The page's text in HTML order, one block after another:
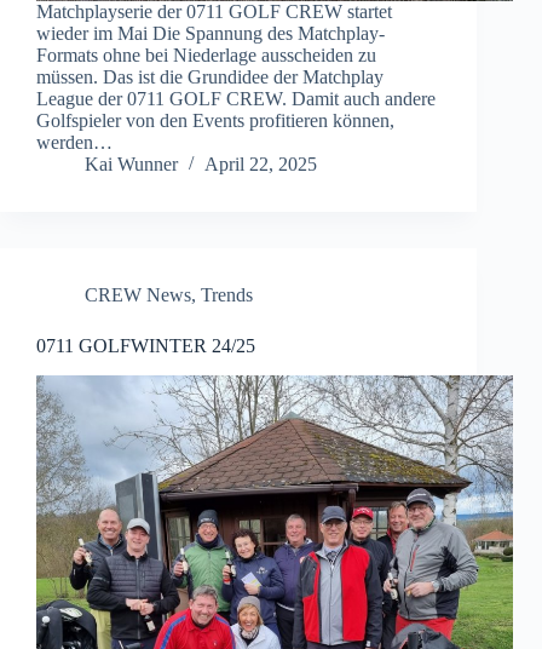
Matchplayserie der 0711 GOLF CREW startet
wieder im Mai Die Spannung des Matchplay-
Formats ohne bei Niederlage ausscheiden zu
müssen. Das ist die Grundidee der Matchplay
League der 0711 GOLF CREW. Damit auch andere
Golfspieler von den Events profitieren können,
werden…
Kai Wunner
April 22, 2025
CREW News, Trends
0711 GOLFWINTER 24/25